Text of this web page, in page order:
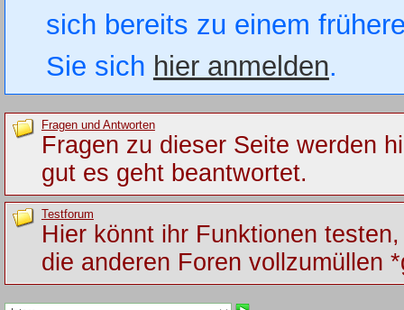
sich bereits zu einem
Sie sich hier anmelden.
Fragen und Antworten
Fragen zu dieser Seite werden
gut es geht beantwortet.
Testforum
Hier könnt ihr Funktionen
die anderen Foren vollzumüllen